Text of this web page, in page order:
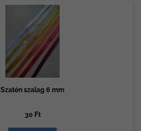
Szatén szalag 6 mm
30 Ft